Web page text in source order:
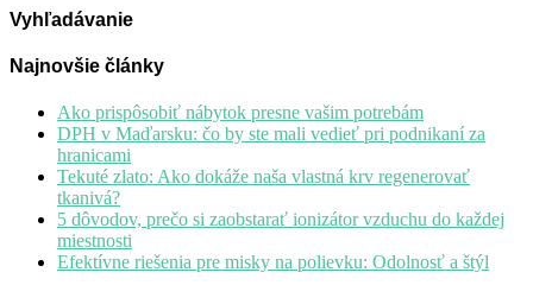
Vyhľadávanie
Najnovšie články
Ako prispôsobiť nábytok presne vašim potrebám
DPH v Maďarsku: čo by ste mali vedieť pri podnikaní za
hranicami
Tekuté zlato: Ako dokáže naša vlastná krv regenerovať
tkanivá?
5 dôvodov, prečo si zaobstarať ionizátor vzduchu do každej
miestnosti
Efektívne riešenia pre misky na polievku: Odolnosť a štýl